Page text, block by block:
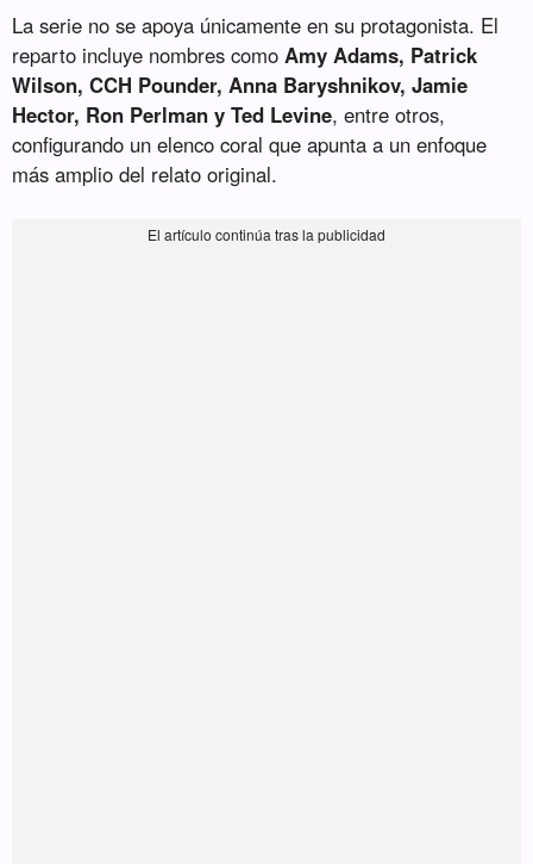
La serie no se apoya únicamente en su protagonista. El
reparto incluye nombres comoAmy Adams, Patrick
Wilson, CCH Pounder, Anna Baryshnikov, Jamie
Hector, Ron Perlman y Ted Levine, entre otros,
configurando un elenco coral que apunta a un enfoque
más amplio del relato original.